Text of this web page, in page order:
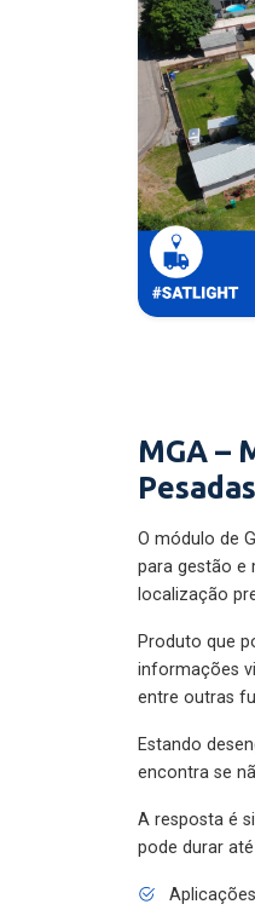
MGA –
O módulo de
para gestão
localização
Produto que
informações
entre outras
Estando
encontra se
A resposta é
pode durar